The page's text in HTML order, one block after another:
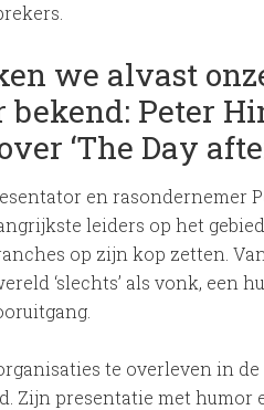
we alvast
bekend: Peter
‘The Day
en rasondernemer
leiders op het
op zijn kop zetten.
‘slechts’ als vonk, een
te overleven in
Zijn presentatie met humor